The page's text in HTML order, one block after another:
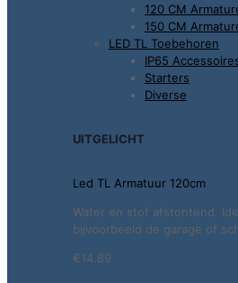
120 CM
150 CM
LED TL Toebehoren
IP65
Starters
Diverse
UITGELICHT
Led TL Armatuur 120cm
Water en stof afstontend.
bijvoorbeeld de garage of
€14.89